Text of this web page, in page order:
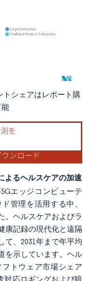
4.0の表示が必要です。
トシェアはレポート購
能
よるヘルスケアの加速
エッジコンピューテ
管理を活用する中、
。ヘルスケアおよびラ
康記録の現代化と遠隔
て、2031年まで年平均
を示しています。ヘル
トウェア市場シェア